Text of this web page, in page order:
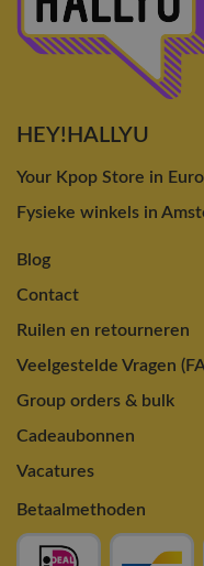
HEY!HALLYU
Your Kpop Store in
Fysieke winkels in
Blog
Contact
Ruilen en retourneren
Veelgestelde Vragen
Group orders & bulk
Cadeaubonnen
Vacatures
Betaalmethoden